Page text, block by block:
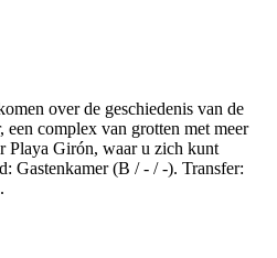
over de geschiedenis van de
een complex van grotten met meer
Playa Girón, waar u zich kunt
Gastenkamer (B / - / -). Transfer: